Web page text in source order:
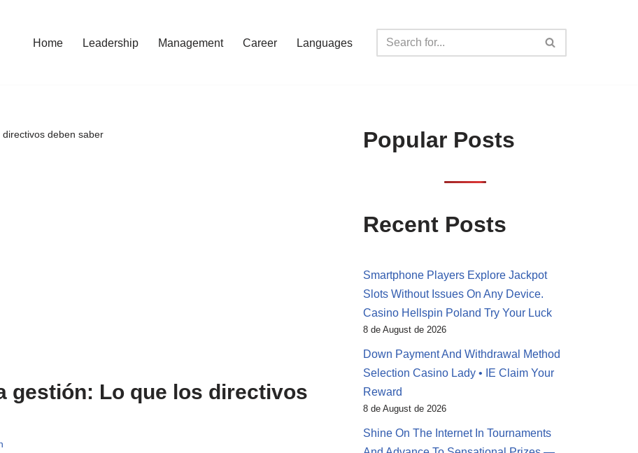
Home Leadership Management Career Languages
deben saber
gestión: Lo que los directivos
Popular Posts
Recent Posts
Smartphone Players Explore Jackpot
Slots Without Issues On Any Device.
Casino Hellspin Poland Try Your Luck
8 de August de 2026
Down Payment And Withdrawal Method
Selection Casino Lady • IE Claim Your
Reward
8 de August de 2026
Shine On The Internet In Tournaments